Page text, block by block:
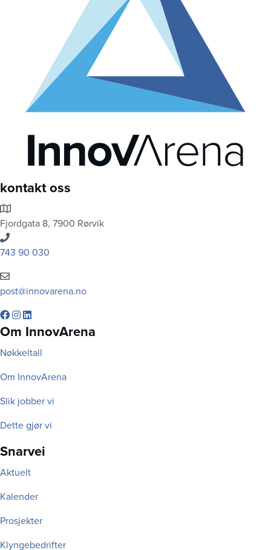
kontakt oss
Fjordgata 8, 7900 Rørvik
743 90 030
post@innovarena.no
Om InnovArena
Nøkkeltall
Om InnovArena
Slik jobber vi
Dette gjør vi
Snarvei
Aktuelt
Kalender
Prosjekter
Klyngebedrifter